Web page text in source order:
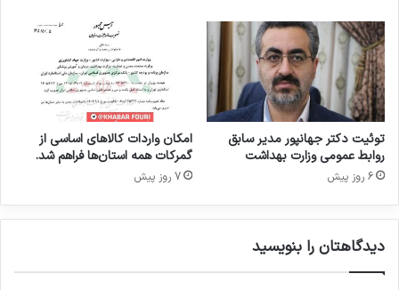
و
توئیت دکتر جهانپور مدیر سابق
روابط عمومی وزارت بهداشت
6 روز پیش
امکان واردات کالاهای اساسی از
گمرکات همه استان‌ها فراهم شد.
7 روز پیش
دیدگاهتان را بنویسید